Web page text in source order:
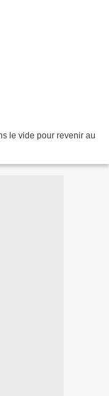
le vide pour revenir au